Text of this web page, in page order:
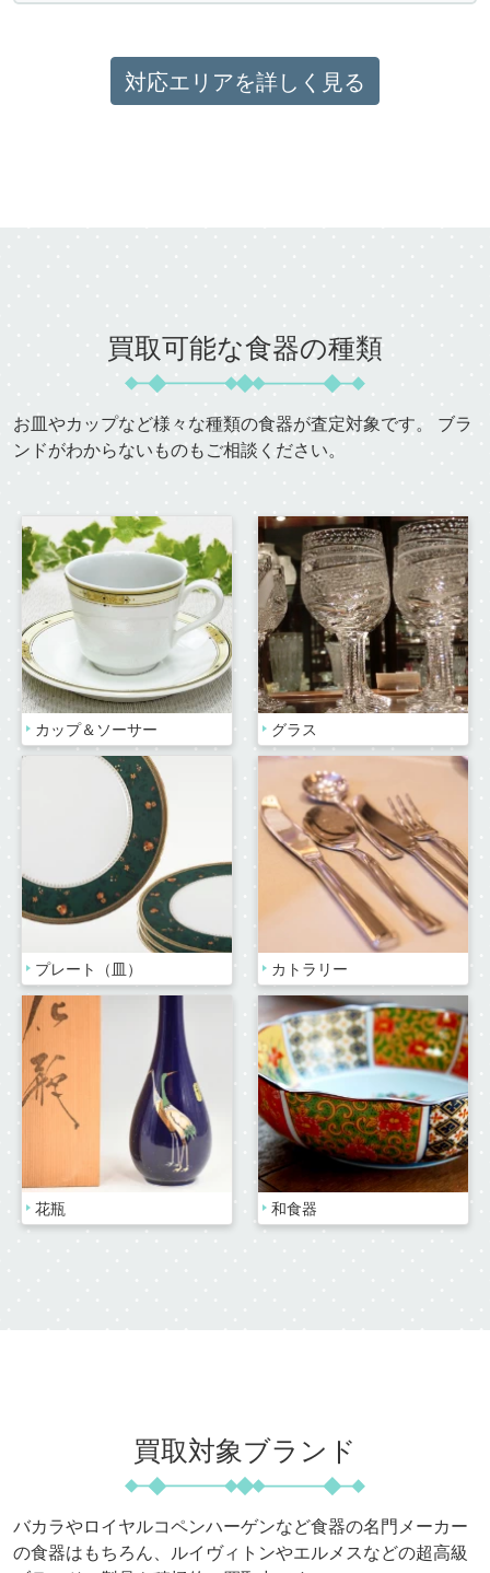
対応エリアを詳しく見る
買取可能な食器の種類
お皿やカップなど様々な種類の食器が査定対象です。 ブラ
ンドがわからないものもご相談ください。
カップ＆ソーサー グラス
プレート（皿） カトラリー
花瓶 和食器
買取対象ブランド
バカラやロイヤルコペンハーゲンなど食器の名門メーカー
の食器はもちろん、 ルイヴィトンやエルメスなどの超高級